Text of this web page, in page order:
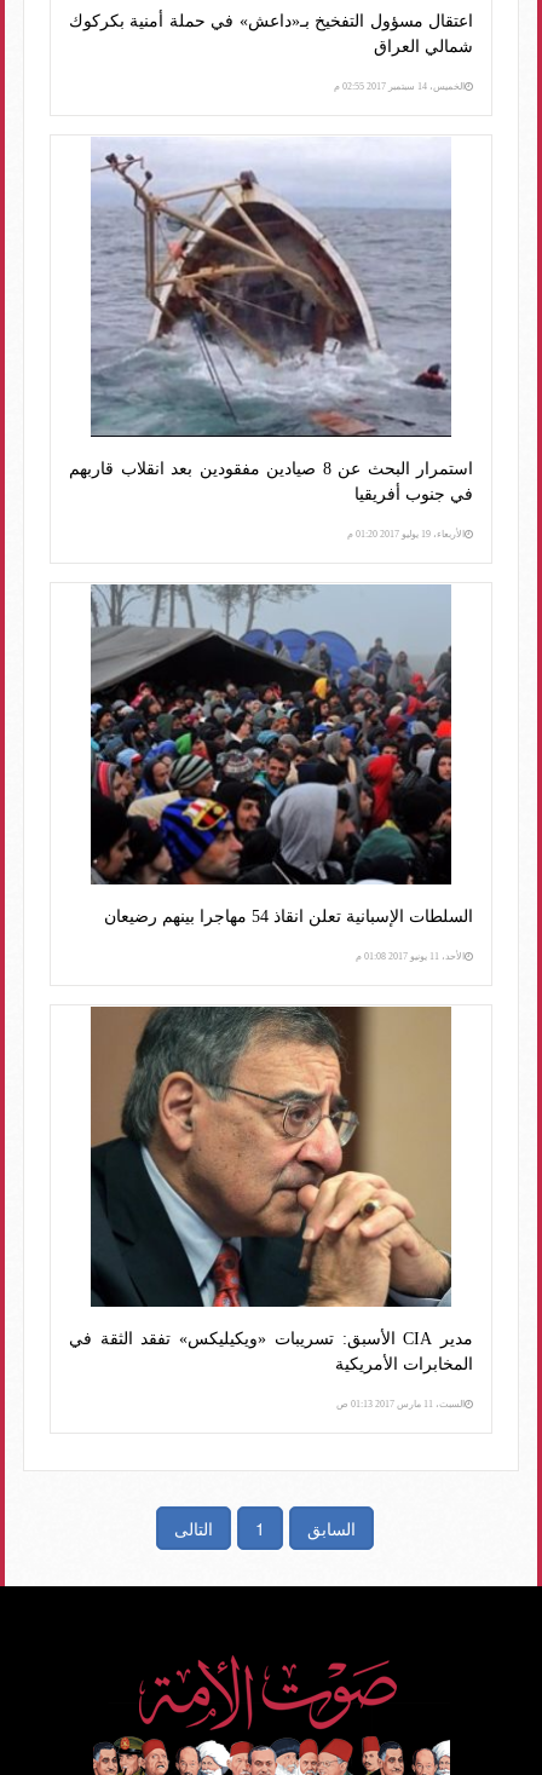
اعتقال مسؤول التفخيخ بـ«داعش» في حملة أمنية بكركوك
شمالي العراق
الخميس، 14 سبتمبر 2017 02:55 م
استمرار البحث عن 8 صيادين مفقودين بعد انقلاب قاربهم
في جنوب أفريقيا
الأربعاء، 19 يوليو 2017 01:20 م
السلطات الإسبانية تعلن انقاذ 54 مهاجرا بينهم رضيعان
الأحد، 11 يونيو 2017 01:08 م
مدير CIA الأسبق: تسريبات «ويكيليكس» تفقد الثقة في
المخابرات الأمريكية
السبت، 11 مارس 2017 01:13 ص
السابق 1 التالى